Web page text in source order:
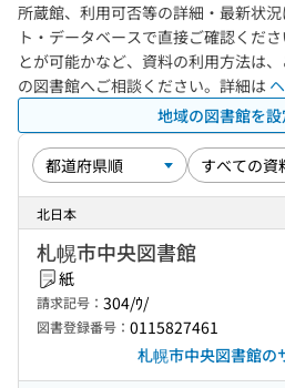
所蔵館、利用可否等の詳細・最新状
ト・データベースで直接ご確認くだ
とが可能かなど、資料の利用方法は
の図書館へご相談ください。詳細は
地域の図書館を設
北日本
札幌市中央図書館
紙
請求記号： 304/ｳ/
図書登録番号： 0115827461
札幌市中央図書館の